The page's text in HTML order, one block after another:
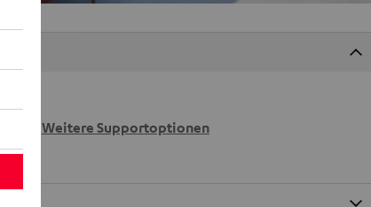
Weitere Supportoptionen